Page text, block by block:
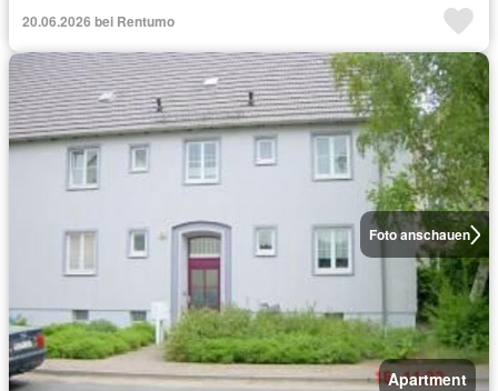
20.06.2026 bei Rentumo
Foto anschauen
Apartment